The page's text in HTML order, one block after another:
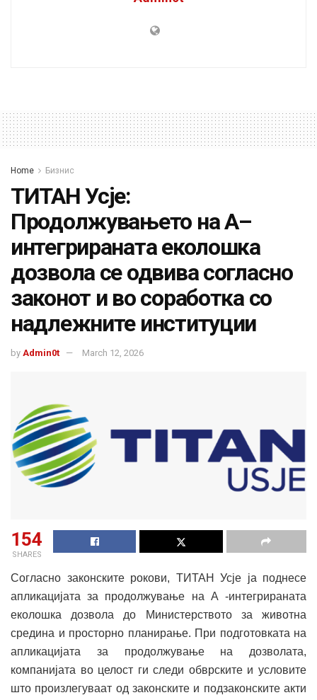
Home Бизнис
ТИТАН Усје:
Продолжувањето на А–
интегрираната еколошка
дозвола се одвива согласно
законот и во соработка со
надлежните институции
by Admin0t March 12, 2026
154
SHARES
Согласно законските рокови, ТИТАН Усје ја поднесе
апликацијата за продолжување на А -интегрираната
еколошка дозвола до Министерството за животна
средина и просторно планирање. При подготовката на
апликацијата за продолжување на дозволата,
компанијата во целост ги следи обврските и условите
што произлегуваат од законските и подзаконските акти